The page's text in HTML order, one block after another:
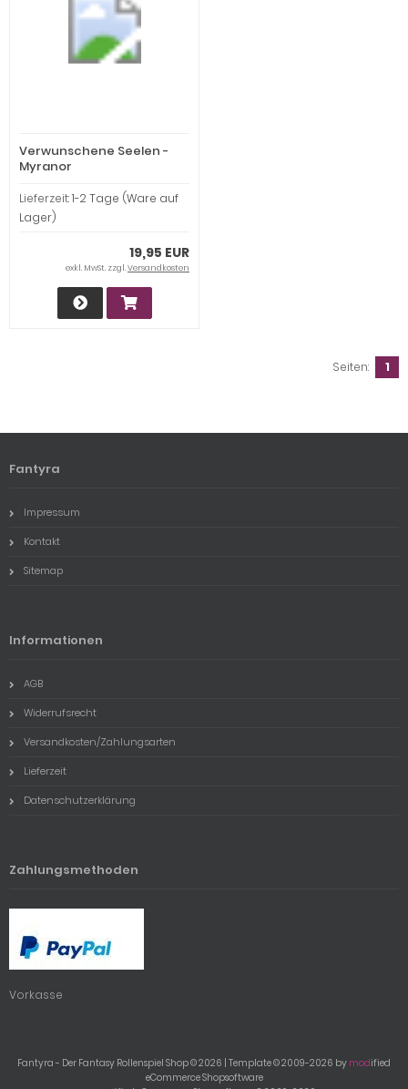
Verwunschene Seelen -
Myranor
Lieferzeit:1-2 Tage (Ware auf
Lager)
19,95 EUR
exkl. MwSt. zzgl.Versandkosten
Seiten: 1
Fantyra
Impressum
Kontakt
Sitemap
Informationen
AGB
Widerrufsrecht
Versandkosten/Zahlungsarten
Lieferzeit
Datenschutzerklärung
Zahlungsmethoden
Vorkasse
Fantyra - Der Fantasy Rollenspiel Shop © 2026 | Template © 2009-2026 by modified
eCommerce Shopsoftware